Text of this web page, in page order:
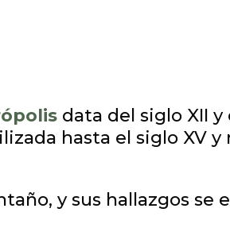
data del siglo XII
hasta el siglo XV y
y sus hallazgos se